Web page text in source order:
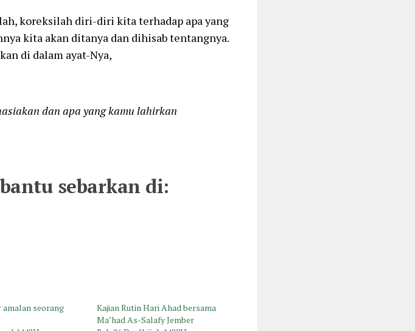
koreksilah diri-diri kita terhadap apa yang
kita akan ditanya dan dihisab tentangnya.
di dalam ayat-Nya,
dan apa yang kamu lahirkan
sebarkan di:
amalan seorang
Kajian Rutin Hari Ahad bersama
Ma’had As-Salafy Jember